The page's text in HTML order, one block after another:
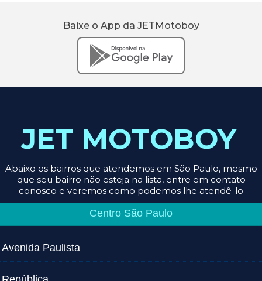
Baixe o App da JETMotoboy
JET MOTOBOY
Abaixo os bairros que atendemos em São Paulo, mesmo
que seu bairro não esteja na lista, entre em contato
conosco e veremos como podemos lhe atendê-lo
Centro São Paulo
Avenida Paulista